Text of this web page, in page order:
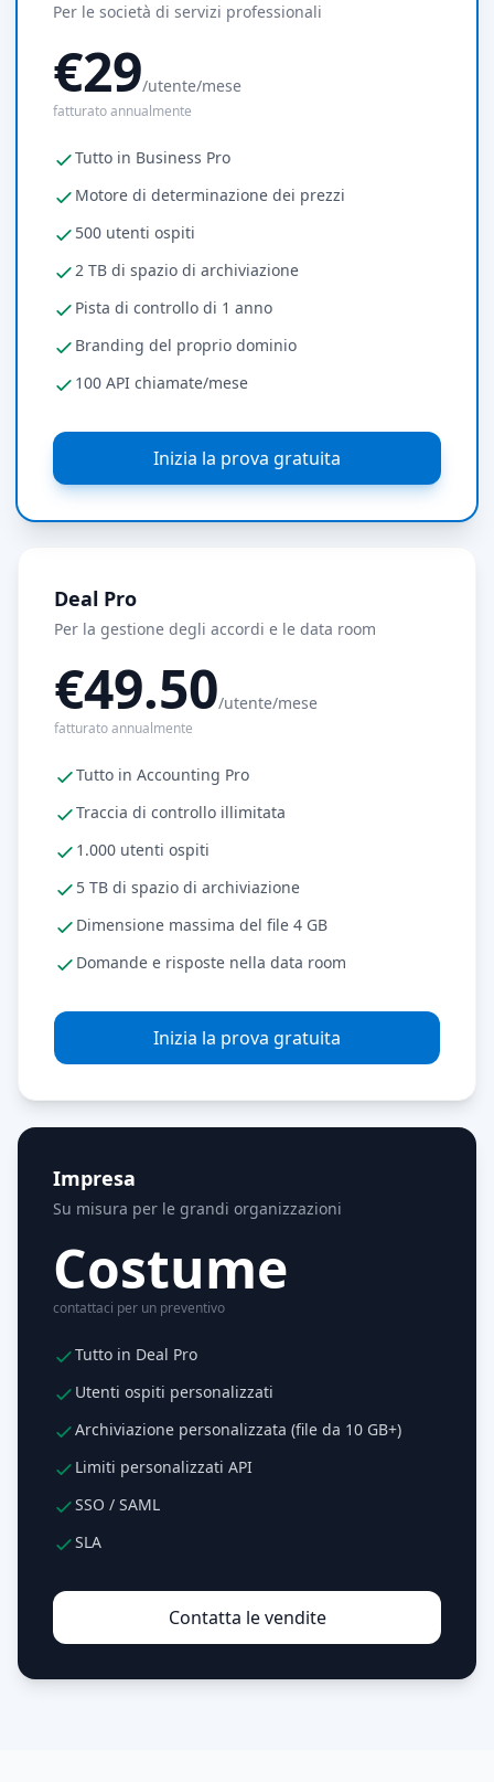
Per le società di servizi professionali
€29/utente/mese
fatturato annualmente
Tutto in Business Pro
Motore di determinazione dei prezzi
500 utenti ospiti
2 TB di spazio di archiviazione
Pista di controllo di 1 anno
Branding del proprio dominio
100 API chiamate/mese
Inizia la prova gratuita
Deal Pro
Per la gestione degli accordi e le data room
€49.50/utente/mese
fatturato annualmente
Tutto in Accounting Pro
Traccia di controllo illimitata
1.000 utenti ospiti
5 TB di spazio di archiviazione
Dimensione massima del file 4 GB
Domande e risposte nella data room
Inizia la prova gratuita
Impresa
Su misura per le grandi organizzazioni
Costume
contattaci per un preventivo
Tutto in Deal Pro
Utenti ospiti personalizzati
Archiviazione personalizzata (file da 10 GB+)
Limiti personalizzati API
SSO / SAML
SLA
Contatta le vendite